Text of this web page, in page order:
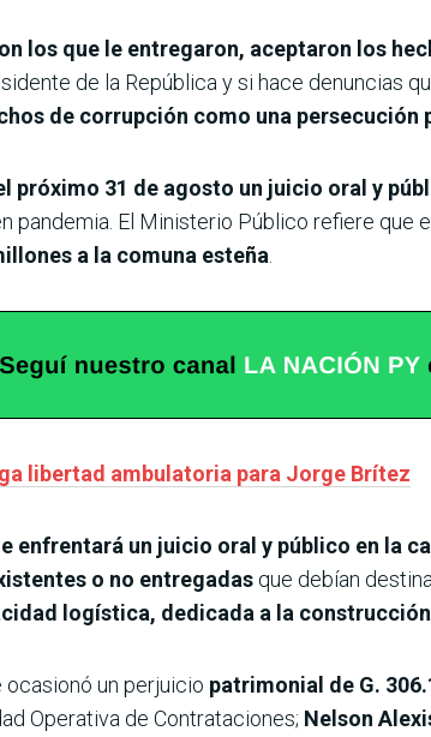
los que le entregaron, aceptaron los
de la República y si hace denuncias
de corrupción como una persecución
31 de agosto un juicio oral y
pandemia. El Ministerio Público refiere que
a la comuna esteña
libertad ambulatoria para Jorge Brítez
enfrentará un juicio oral y público en la
o no entregadas que debían
logística, dedicada a la
un perjuicio patrimonial de G.
Operativa de Contrataciones; Nelson